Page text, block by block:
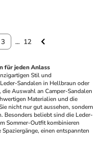
3 ... 12
für jeden Anlass
Stil und
Sandalen in Hellbraun oder
Auswahl an Camper-Sandalen
Materialien und die
nicht nur gut aussehen, sondern
Besonders beliebt sind die Leder-
Sommer-Outfit kombinieren
einen entspannten